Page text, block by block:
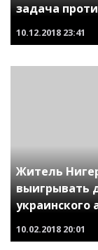
задача
10.12.2018 23:41
Житель
выигрывать
украинского
10.02.2018 20:01